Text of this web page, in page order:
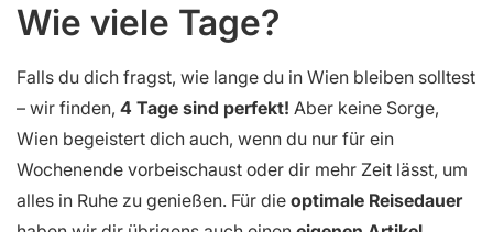
Wie viele Tage?
Falls du dich fragst, wie lange du in Wien bleiben solltest
– wir finden, 4 Tage sind perfekt! Aber keine Sorge,
Wien begeistert dich auch, wenn du nur für ein
Wochenende vorbeischaust oder dir mehr Zeit lässt, um
alles in Ruhe zu genießen. Für die optimale Reisedauer